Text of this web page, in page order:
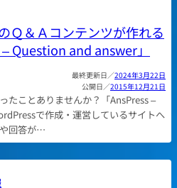
Ｑ＆Ａコンテンツが作れる
Question and answer」
2024年3月22日
2015年12月21日
たことありませんか？「AnsPress –
で作成・運営しているサイトへ
回答が…